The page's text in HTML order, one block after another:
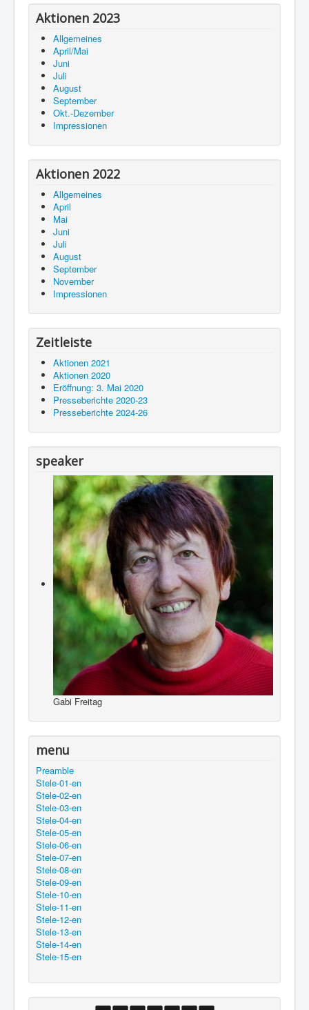
Aktionen 2023
Allgemeines
April/Mai
Juni
Juli
August
September
Okt.-Dezember
Impressionen
Aktionen 2022
Allgemeines
April
Mai
Juni
Juli
August
September
November
Impressionen
Zeitleiste
Aktionen 2021
Aktionen 2020
Eröffnung: 3. Mai 2020
Presseberichte 2020-23
Presseberichte 2024-26
speaker
Gabi Freitag
menu
Preamble
Stele-01-en
Stele-02-en
Stele-03-en
Stele-04-en
Stele-05-en
Stele-06-en
Stele-07-en
Stele-08-en
Stele-09-en
Stele-10-en
Stele-11-en
Stele-12-en
Stele-13-en
Stele-14-en
Stele-15-en